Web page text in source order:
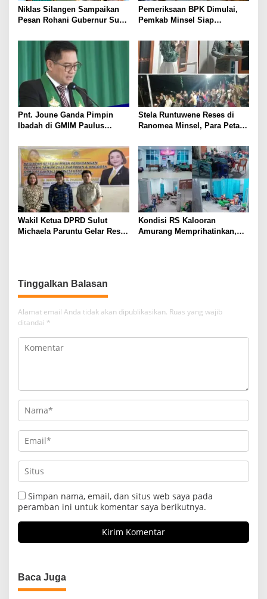
Niklas Silangen Sampaikan
Pesan Rohani Gubernur Sulut
El Ritey di Usia 191 Tahun
Pemeriksaan BPK Dimulai,
Pemkab Minsel Siap
Bersih dan Transparan
Pnt. Joune Ganda Pimpin
Ibadah di GMIM Paulus
Pentingnya Kasih sebagai
Fondasi Utama
Stela Runtuwene Reses di
Ranomea Minsel, Para Petani
Aspirasi
Wakil Ketua DPRD Sulut
Michaela Paruntu Gelar Reses
Kondisi RS Kalooran
Amurang Memprihatinkan,
Tinggalkan Balasan
Alamat email Anda tidak akan dipublikasikan. Ruas yang wajib
ditandai *
Simpan nama, email, dan situs web saya pada
peramban ini untuk komentar saya berikutnya.
Baca Juga